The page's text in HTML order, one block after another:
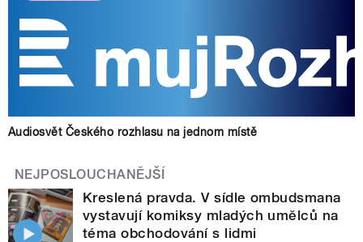
Audiosvět Českého rozhlasu na jednom místě
NEJPOSLOUCHANĚJŠÍ
Kreslená pravda. V sídle ombudsmana
vystavují komiksy mladých umělců na
téma obchodování s lidmi